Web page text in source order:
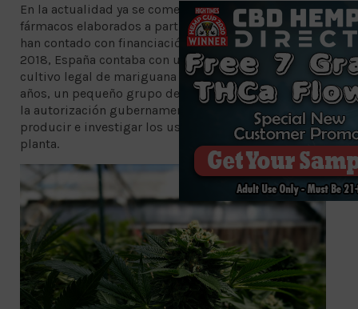
En la actualidad ya se comercializan en España dos
fármacos elaborados a partir del cannabis y, de hecho,
han contado con financiación y apoyo públicos. En
2018, España contaba con unas 20.000 hectáreas de
cultivo legal de mariguana y, durante los últimos
años, un pequeño grupo de empresas han contado con
la autorización gubernamental para desarrollar,
producir e investigar los usos terapéuticos de la
planta.